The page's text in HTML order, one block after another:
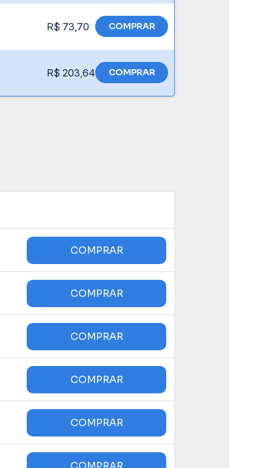
R$ 73,70 COMPRAR
R$ 203,64 COMPRAR